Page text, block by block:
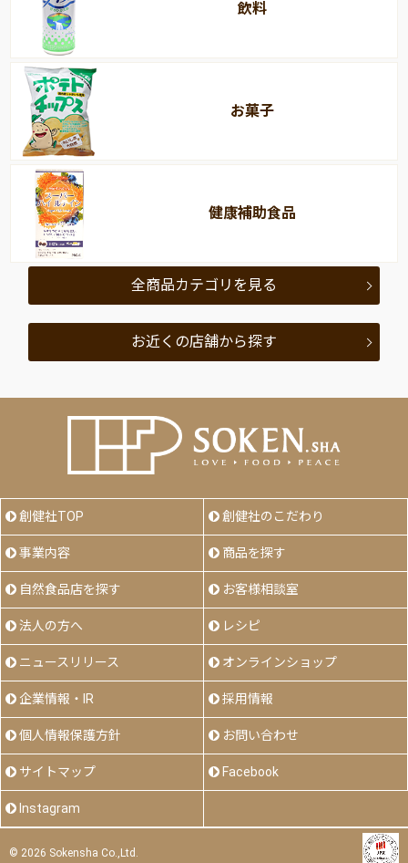
飲料
お菓子
健康補助食品
全商品カテゴリを見る
お近くの店舗から探す
創健社TOP 創健社のこだわり
事業内容 商品を探す
自然食品店を探す お客様相談室
法人の方へ レシピ
ニュースリリース オンラインショップ
企業情報・IR 採用情報
個人情報保護方針 お問い合わせ
サイトマップ Facebook
Instagram
© 2026 Sokensha Co.,Ltd.